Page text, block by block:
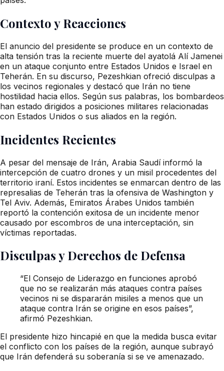
Contexto y Reacciones
El anuncio del presidente se produce en un contexto de
alta tensión tras la reciente muerte del ayatolá Alí Jamenei
en un ataque conjunto entre Estados Unidos e Israel en
Teherán. En su discurso, Pezeshkian ofreció disculpas a
los vecinos regionales y destacó que Irán no tiene
hostilidad hacia ellos. Según sus palabras, los bombardeos
han estado dirigidos a posiciones militares relacionadas
con Estados Unidos o sus aliados en la región.
Incidentes Recientes
A pesar del mensaje de Irán, Arabia Saudí informó la
intercepción de cuatro drones y un misil procedentes del
territorio iraní. Estos incidentes se enmarcan dentro de las
represalias de Teherán tras la ofensiva de Washington y
Tel Aviv. Además, Emiratos Árabes Unidos también
reportó la contención exitosa de un incidente menor
causado por escombros de una interceptación, sin
víctimas reportadas.
Disculpas y Derechos de Defensa
“El Consejo de Liderazgo en funciones aprobó
que no se realizarán más ataques contra países
vecinos ni se dispararán misiles a menos que un
ataque contra Irán se origine en esos países”,
afirmó Pezeshkian.
El presidente hizo hincapié en que la medida busca evitar
el conflicto con los países de la región, aunque subrayó
que Irán defenderá su soberanía si se ve amenazado.